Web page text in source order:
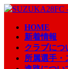
コ
ナ
HOME
新着情報
クラブにつ
所属選手・